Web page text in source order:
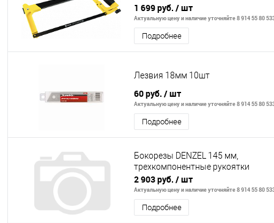
BG1846
1 699 руб. / шт
Актуальную цену и наличие уточняйте 8 914 55 80
Подробнее
Лезвия 18мм 10шт
60 руб. / шт
Актуальную цену и наличие уточняйте 8 914 55 80
Подробнее
Бокорезы DENZEL 145 мм,
трехкомпонентные рукоятки
2 903 руб. / шт
Актуальную цену и наличие уточняйте 8 914 55 80
Подробнее